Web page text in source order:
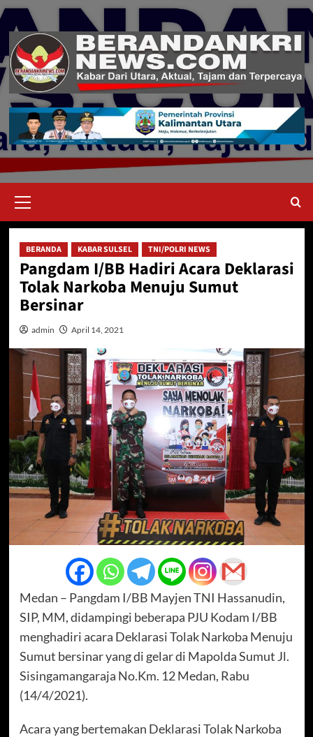
Skip
content
Menu
BERANDA KABAR SULSEL TNI/POLRI NEWS
Pangdam I/BB Hadiri Acara Deklarasi
Tolak Narkoba Menuju Sumut
Bersinar
admin April 14, 2021
Medan – Pangdam I/BB Mayjen TNI Hassanudin,
SIP, MM, didampingi beberapa PJU Kodam I/BB
menghadiri acara Deklarasi Tolak Narkoba Menuju
Sumut bersinar yang di gelar di Mapolda Sumut Jl.
Sisingamangaraja No.Km. 12 Medan, Rabu
(14/4/2021).
Acara yang bertemakan Deklarasi Tolak Narkoba